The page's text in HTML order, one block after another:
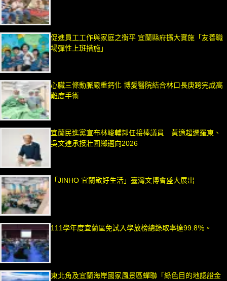
促進員工工作與家庭之衡平 宜蘭縣府擴大實施「友善職
場彈性上班措施」
心臟三條動脈嚴重鈣化 博愛醫院結合林口長庚跨完成高
難度手術
宜蘭民進黨宣布林峻輔卸任接棒議員 黃適超選羅東、
吳文進承接壯圍鄉邁向2026
「JINHO 宜蘭敬好生活」臺灣文博會盛大展出
111學年度宜蘭區免試入學放榜總錄取率達99.8％。
東北角及宜蘭海岸國家風景區蟬聯「綠色目的地認證金